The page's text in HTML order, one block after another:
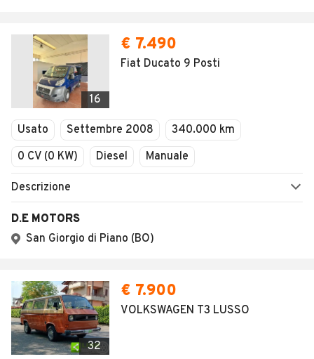
16
€ 7.490
Fiat Ducato 9 Posti
Usato Settembre 2008
340.000 km
0 CV (0 KW)
Diesel Manuale
Descrizione
D.E MOTORS
San Giorgio di Piano (BO)
32
€ 7.900
VOLKSWAGEN T3 LUSSO